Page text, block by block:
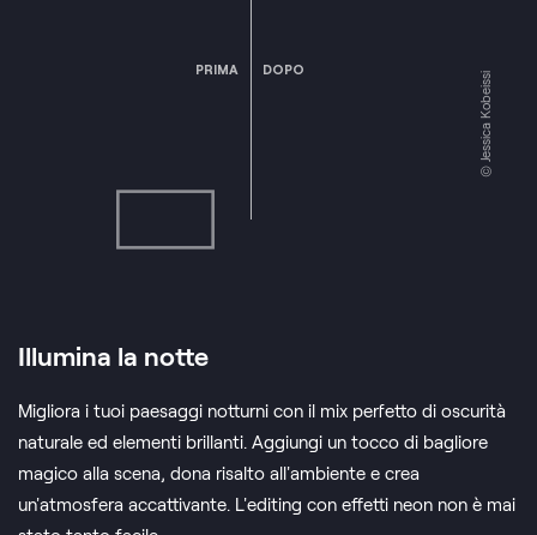
PRIMA DOPO
© Jessica Kobeissi
Illumina la notte
Migliora i tuoi paesaggi notturni con il mix perfetto di oscurità
naturale ed elementi brillanti. Aggiungi un tocco di bagliore
magico alla scena, dona risalto all'ambiente e crea
un'atmosfera accattivante. L'editing con effetti neon non è mai